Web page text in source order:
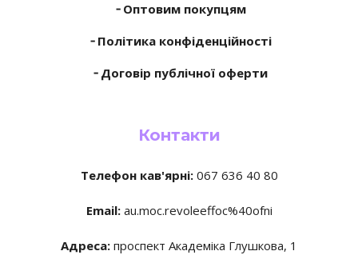
╶ Оптовим покупцям
╶ Політика конфіденційності
╶ Договір публічної оферти
Контакти
Телефон кав'ярні:067 636 40 80
Email:au.moc.revoleeffoc%40ofni
Адреса: проспект Академіка Глушкова, 1